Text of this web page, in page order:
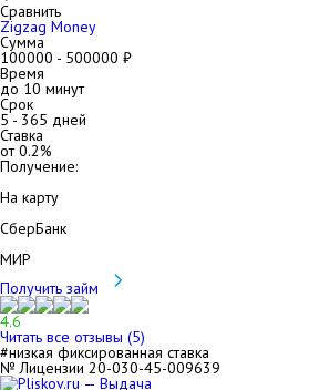
Сравнить
Zigzag Money
Сумма
100000 - 500000 ₽
Время
до 10 минут
Срок
5- 365 дней
Ставка
от0.2%
Получение:
На карту
СберБанк
МИР
Получить займ
4.6
Читать все отзывы (5)
#низкая фиксированная ставка
№ Лицензии 20-030-45-009639